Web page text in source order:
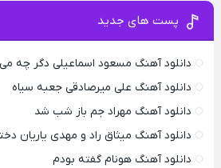
پست های جدید
دانلود آهنگ مسعود اسماعیلی دگر چه
دانلود آهنگ علی میرصادقی جعبه سیاه
دانلود آهنگ مهراد جم باز شب شد
دانلود آهنگ میثاق راد و مهدی یاریان
دانلود آهنگ هونام گفته بودم